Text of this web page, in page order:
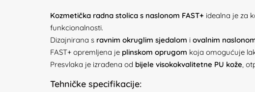
Kozmetička radna stolica s naslonom FAST+ idealna je za
funkcionalnosti.
Dizajnirana s ravnim okruglim sjedalom i ovalnim
FAST+ opremljena je plinskom oprugom koja omogućuje
Presvlaka je izrađena od bijele visokokvalitetne PU kože,
Tehničke specifikacije: